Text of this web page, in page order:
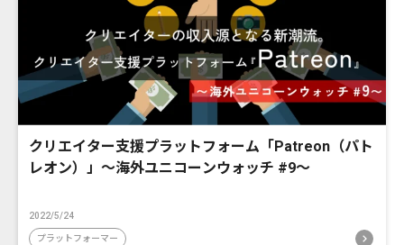
クリエイター支援プラットフォーム「Patreon（パト
レオン）」〜海外ユニコーンウォッチ #9〜
2022/5/24
プラットフォーマー